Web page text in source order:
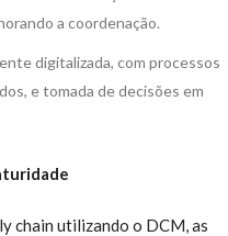
a coordenação.
digitalizada, com processos
e tomada de decisões em
chain utilizando o DCM, as